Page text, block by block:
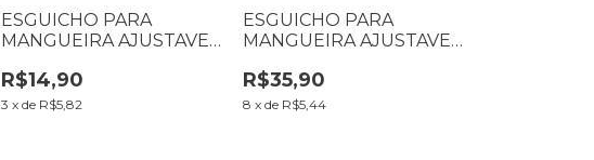
ESGUICHO PARA
MANGUEIRA AJUSTAVEL
R$14,90
3 xde R$5,82
ESGUICHO PARA
MANGUEIRA AJUSTAVEL
7160010
R$35,90
8 x de R$5,44